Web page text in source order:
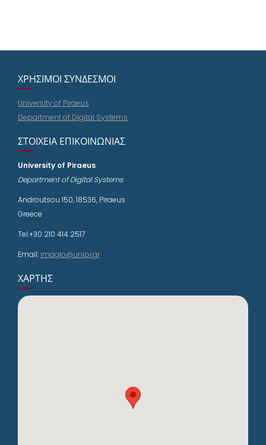
ΧΡΉΣΙΜΟΙ ΣΎΝΔΕΣΜΟΙ
University of Piraeus
Department of Digital Systems
ΣΤΟΙΧΕΊΑ ΕΠΙΚΟΙΝΩΝΊΑΣ
University of Piraeus
Department of Digital Systems
Androutsou 150, 18536, Piraeus
Greece
Tel:+30 210 414 2517
Email: imaglo@unipi.gr
ΧΆΡΤΗΣ